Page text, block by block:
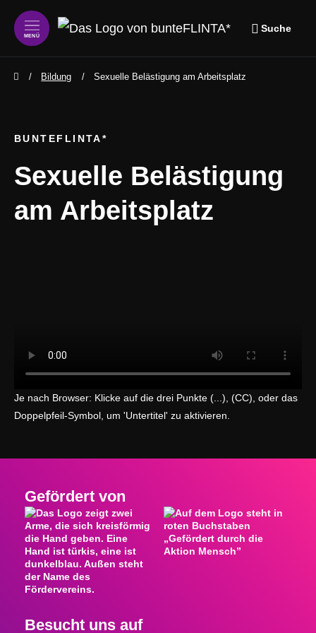
MENÜ
Suche
zum Inhalt springen
Bildung Sexuelle Belästigung am Arbeitsplatz
BUNTEFLINTA*
Sexuelle Belästigung
am Arbeitsplatz
Je nach Browser: Klicke auf die drei Punkte (...), (CC), oder das
Doppelpfeil-Symbol, um 'Untertitel' zu aktivieren.
Gefördert von
Besucht uns auf